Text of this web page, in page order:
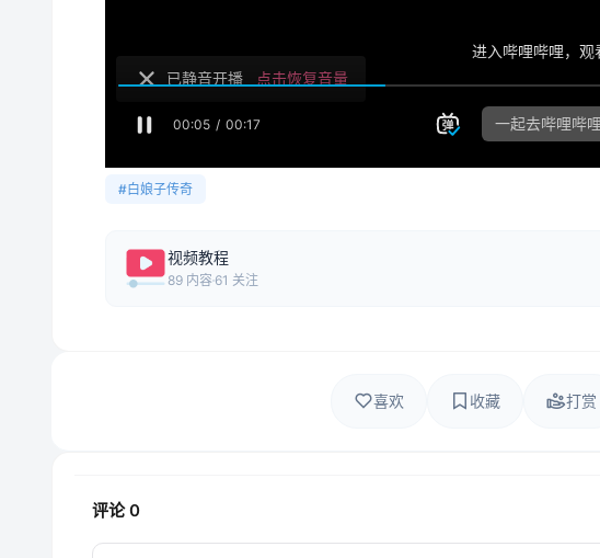
#白娘子传奇
视频教程
89 内容 61 关注
喜欢 收藏 打赏
评论0